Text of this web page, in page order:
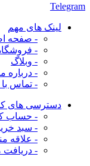
Telegram
لینک های مهم
- صفحه
-
- وبلاگ
- درباره
- تماس با
دسترسی های
- حساب
- سبد
- علاقه
- دریافت